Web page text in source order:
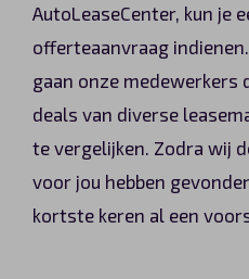
AutoLeaseCenter, kun je
offerteaanvraag
gaan onze medewerkers
deals van diverse
te vergelijken. Zodra wij
voor jou hebben
kortste keren al een